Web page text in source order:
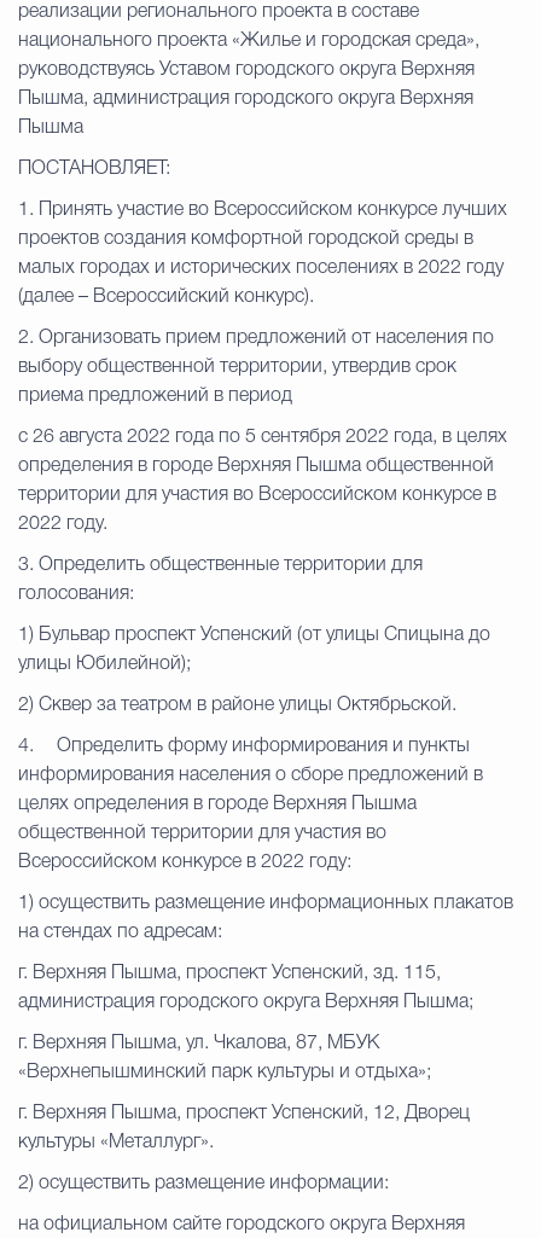
реализации регионального проекта в составе
национального проекта «Жилье и городская среда»,
руководствуясь Уставом городского округа Верхняя
Пышма, администрация городского округа Верхняя
Пышма
ПОСТАНОВЛЯЕТ:
1. Принять участие во Всероссийском конкурсе лучших
проектов создания комфортной городской среды в
малых городах и исторических поселениях в 2022 году
(далее – Всероссийский конкурс).
2. Организовать прием предложений от населения по
выбору общественной территории, утвердив срок
приема предложений в период
с 26 августа 2022 года по 5 сентября 2022 года, в целях
определения в городе Верхняя Пышма общественной
территории для участия во Всероссийском конкурсе в
2022 году.
3. Определить общественные территории для
голосования:
1) Бульвар проспект Успенский (от улицы Спицына до
улицы Юбилейной);
2) Сквер за театром в районе улицы Октябрьской.
4.
Определить форму информирования и пункты
информирования населения о сборе предложений в
целях определения в городе Верхняя Пышма
общественной территории для участия во
Всероссийском конкурсе в 2022 году:
1) осуществить размещение информационных плакатов
на стендах по адресам:
г. Верхняя Пышма, проспект Успенский, зд. 115,
администрация городского округа Верхняя Пышма;
г. Верхняя Пышма, ул. Чкалова, 87, МБУК
«Верхнепышминский парк культуры и отдыха»;
г. Верхняя Пышма, проспект Успенский, 12, Дворец
культуры «Металлург».
2) осуществить размещение информации:
на официальном сайте городского округа Верхняя